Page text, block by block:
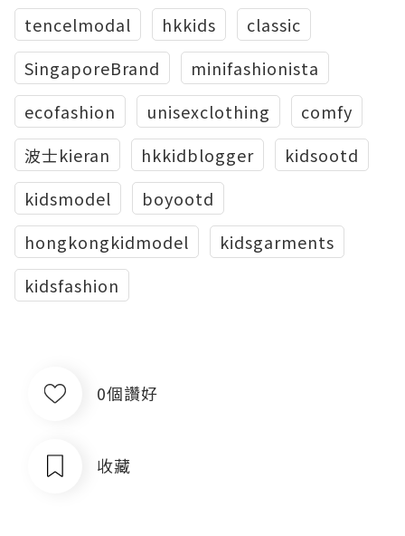
tencelmodal hkkids
classic
SingaporeBrand
minifashionista
ecofashion
unisexclothing
comfy
波士kieran
hkkidblogger
kidsootd
kidsmodel
boyootd
hongkongkidmodel
kidsgarments
kidsfashion
0個讚好
收藏